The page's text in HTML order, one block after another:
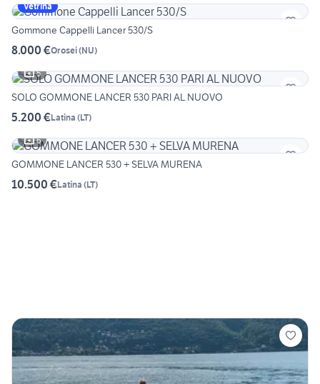
Vetrina
Gommone Cappelli Lancer 530/S
8.000 €Orosei(NU)
5
SOLO GOMMONE LANCER 530 PARI AL NUOVO
5.200 €Latina (LT)
6
GOMMONE LANCER 530 + SELVA MURENA
10.500 €Latina (LT)